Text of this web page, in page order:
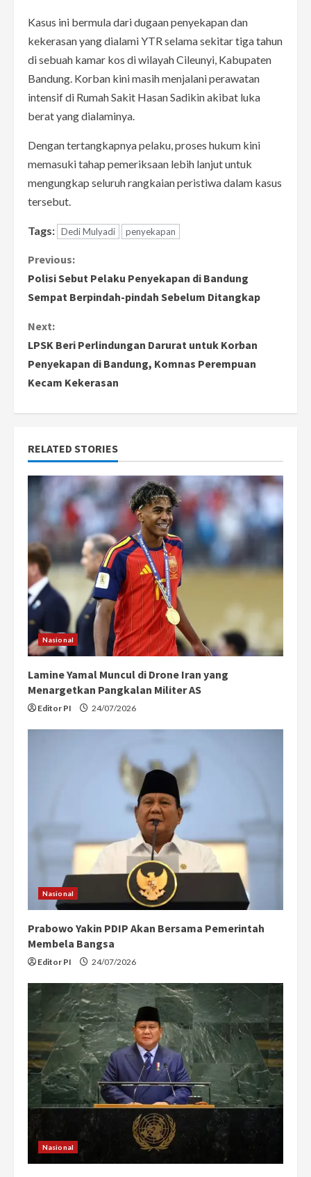
Kasus ini bermula dari dugaan penyekapan dan
kekerasan yang dialami YTR selama sekitar tiga tahun
di sebuah kamar kos di wilayah Cileunyi, Kabupaten
Bandung. Korban kini masih menjalani perawatan
intensif di Rumah Sakit Hasan Sadikin akibat luka
berat yang dialaminya.
Dengan tertangkapnya pelaku, proses hukum kini
memasuki tahap pemeriksaan lebih lanjut untuk
mengungkap seluruh rangkaian peristiwa dalam kasus
tersebut.
Tags: Dedi Mulyadi penyekapan
C
o
n
t
i
n
u
e
R
e
a
d
i
n
g
Previous:
Polisi Sebut Pelaku Penyekapan di Bandung
Sempat Berpindah-pindah Sebelum Ditangkap
Next:
LPSK Beri Perlindungan Darurat untuk Korban
Penyekapan di Bandung, Komnas Perempuan
Kecam Kekerasan
RELATED STORIES
Nasional
Lamine Yamal Muncul di Drone Iran yang
Menargetkan Pangkalan Militer AS
Editor PI 24/07/2026
Nasional
Prabowo Yakin PDIP Akan Bersama Pemerintah
Membela Bangsa
Editor PI 24/07/2026
Nasional